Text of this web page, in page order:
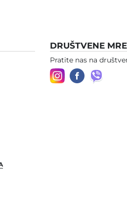
DRUŠTVENE
Pratite nas na